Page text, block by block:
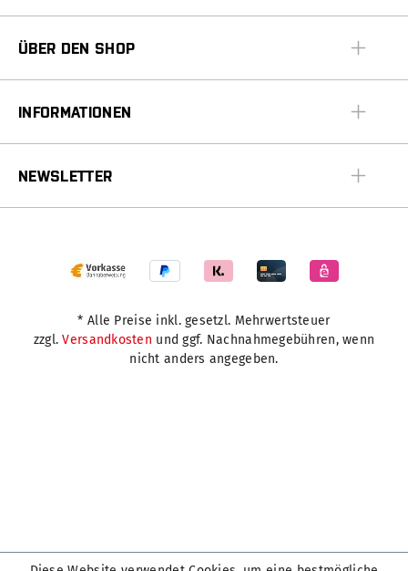
ÜBER DEN SHOP
INFORMATIONEN
NEWSLETTER
* Alle Preise inkl. gesetzl. Mehrwertsteuer
zzgl.Versandkosten und ggf. Nachnahmegebühren, wenn
nicht anders angegeben.